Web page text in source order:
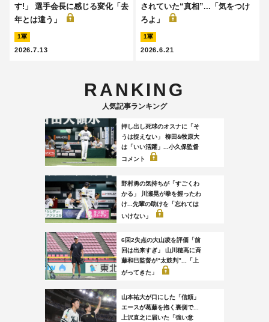
す!」 選手会長に感じる変化「去
年とは違う」
1軍
2026.7.13
されていた“真相”...「気をつけ
ろよ」
1軍
2026.6.21
RANKING
人気記事ランキング
押し出し死球のオスナに「そ
うは捉えない」 柳田&牧原大
は「いい活躍」...小久保監督
コメント
野村勇の気持ちが「すごくわ
かる」 川瀬晃が拳を握ったわ
け...先輩の助けを「忘れては
いけない」
6回2失点の大山凌を評価「前
回は出来すぎ」 山川穂高に斉
藤和巳監督が“太鼓判”...「上
がってきた」
山本祐大が口にした「信頼」
エースが葛藤を抱く裏側で...
上沢直之に届いた「強い意